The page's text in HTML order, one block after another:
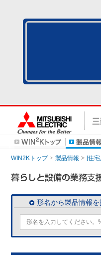
WIN2Kトップ 製品情報 [住
形名から製品情報を